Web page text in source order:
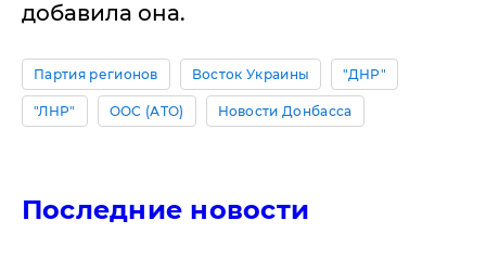
добавила она.
Партия регионов Восток Украины "ДНР"
"ЛНР" ООС (АТО) Новости Донбасса
Последние новости